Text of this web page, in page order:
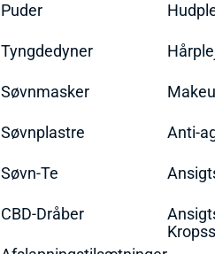
Puder
Tyngdedyner
Søvnmasker
Søvnplastre
Søvn-Te
CBD-Dråber
Anti-